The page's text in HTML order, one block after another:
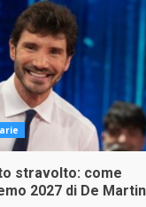
stravolto: come
2027 di De